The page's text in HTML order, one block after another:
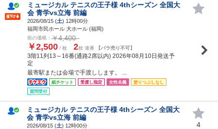
ミュージカル テニスの王子様 4thシーズン 全国大
会 青学vs立海 前編
2026/08/15 (土) 12時00分
福岡市民ホール 大ホール (福岡)
前の価格： ￥4,400
￥2,500 / 枚 2枚 連番 【バラ売り不可】
3階11列13～16番(通路2席以内) 2026年08月10日発送予
定
最寄駅または会場で手渡しします。 ...
紙チケット 受渡し指定 女性名義
塗りつぶしなし
質問受付
ミュージカル テニスの王子様 4thシーズン 全国大
会 青学vs立海 前編
2026/08/15 (土) 12時00分
4